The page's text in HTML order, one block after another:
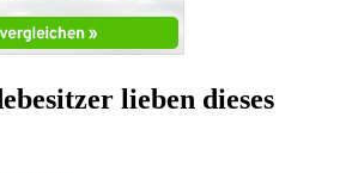
lieben dieses